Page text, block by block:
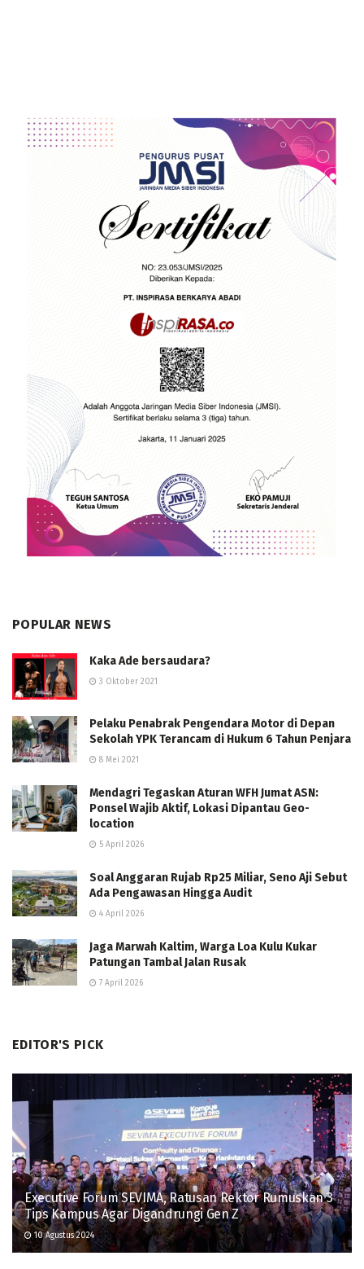
POPULAR NEWS
Kaka Ade bersaudara?
3 Oktober 2021
Pelaku Penabrak Pengendara Motor di Depan
Sekolah YPK Terancam di Hukum 6 Tahun Penjara
8 Mei 2021
Mendagri Tegaskan Aturan WFH Jumat ASN:
Ponsel Wajib Aktif, Lokasi Dipantau Geo-
location
5 April 2026
Soal Anggaran Rujab Rp25 Miliar, Seno Aji Sebut
Ada Pengawasan Hingga Audit
4 April 2026
Jaga Marwah Kaltim, Warga Loa Kulu Kukar
Patungan Tambal Jalan Rusak
7 April 2026
EDITOR'S PICK
Executive Forum SEVIMA, Ratusan Rektor Rumuskan 3
Tips Kampus Agar Digandrungi Gen Z
10 Agustus 2024